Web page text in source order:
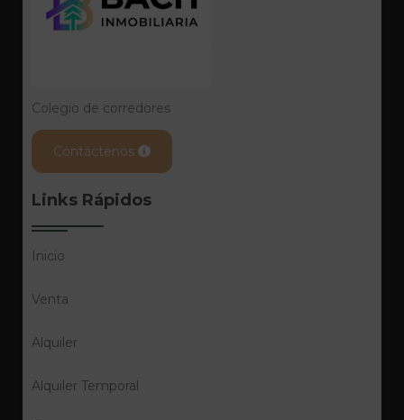
Colegio de corredores
Contáctenos
Links Rápidos
Inicio
Venta
Alquiler
Alquiler Temporal